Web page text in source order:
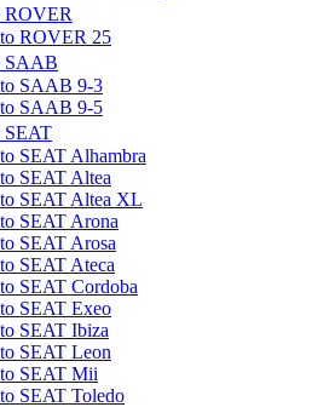
ROVER
ROVER 25
SAAB
SAAB 9-3
SAAB 9-5
SEAT
SEAT Alhambra
SEAT Altea
SEAT Altea XL
SEAT Arona
SEAT Arosa
SEAT Ateca
SEAT Cordoba
SEAT Exeo
SEAT Ibiza
SEAT Leon
SEAT Mii
SEAT Toledo